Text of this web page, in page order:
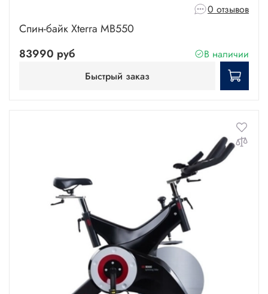
0 отзывов
Спин-байк Xterra MB550
83990 руб
В наличии
Быстрый заказ